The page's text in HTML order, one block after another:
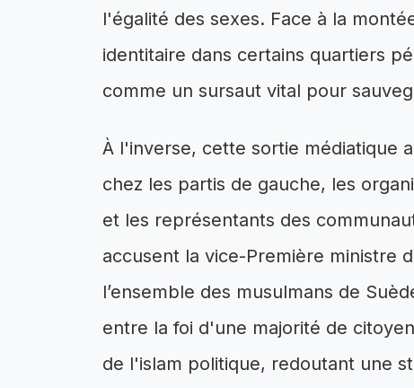
l'égalité des sexes. Face à la
identitaire dans certains quartiers
comme un sursaut vital pour
À l'inverse, cette sortie médiatique
chez les partis de gauche, les
et les représentants des
accusent la vice-Première ministre
l’ensemble des musulmans de
entre la foi d'une majorité de
de l'islam politique, redoutant une